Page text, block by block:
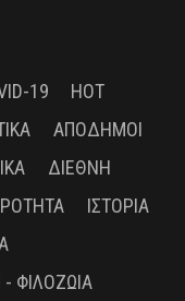
19
HOT
ΑΠΌΔΗΜΟΙ
ΔΙΕΘΝΉ
ΙΣΤΟΡΊΑ
ΦΙΛΟΖΩΊΑ